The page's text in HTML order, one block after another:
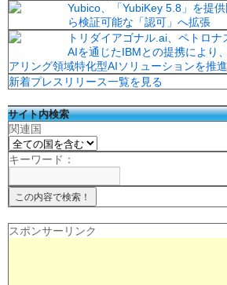
Yubico、「YubiKey 5.8」を提
ら検証可能な「認可」へ拡張
トリダイアゴナル.ai、ペトロ
AIを通じたIBMとの提携により
アリング領域特化型AIソリューションを推進
新着プレスリリース一覧を見る
サイト内検索
関連国
キーワード：
スポンサーリンク